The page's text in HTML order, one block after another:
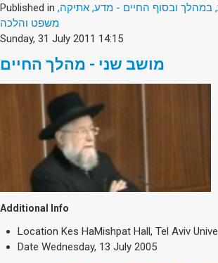
Society & Politics
TAU General
SEARCH
Published in במהלך ובסוף החיים - מדע, אתיקה,
משפט והלכה
Sunday, 31 July 2011 14:15
מושב שני - מהלך החיים
Additional Info
Location Kes HaMishpat Hall, Tel Aviv
Date Wednesday, 13 July 2005